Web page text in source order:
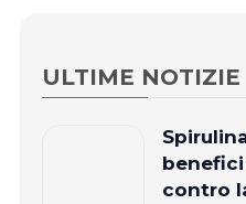
ULTIME NOTIZIE
contro